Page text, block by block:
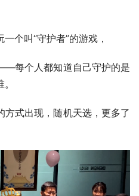
个叫“守护者”的游戏，
每个人都知道自己守护的是
式出现，随机天选，更多了